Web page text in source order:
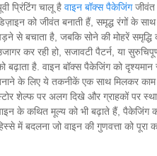
प्रिंटिंग चालू है वाइन बॉक्स पैकेजिंगजीवंत
को जीवंत बनाती हैं, समृद्ध रंगों के
से बचाता है, जबकि सोने की मोहरें समृद्धि
कर रही हो, सजावटी पैटर्न, या
बढ़ाता है. वाइन बॉक्स पैकेजिंग को
के लिए ये तकनीकें एक साथ मिलकर
शेल्फ पर अलग दिखे और ग्राहकों पर
के कथित मूल्य को भी बढ़ाते हैं, पैकेजिंग
में बदलना जो वाइन की गुणवत्ता को पूरा